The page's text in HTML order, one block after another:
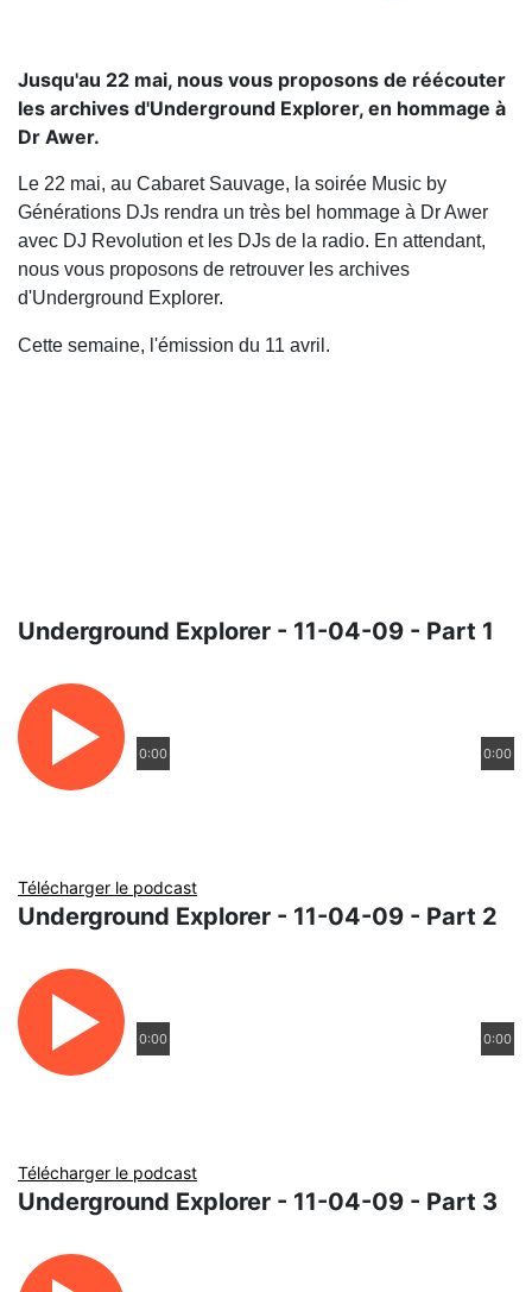
Jusqu'au 22 mai, nous vous proposons de réécouter
les archives d'Underground Explorer, en hommage à
Dr Awer.
Le 22 mai, au Cabaret Sauvage, la soirée Music by
Générations DJs rendra un très bel hommage à Dr Awer
avec DJ Revolution et les DJs de la radio. En attendant,
nous vous proposons de retrouver les archives
d'Underground Explorer.
Cette semaine, l'émission du 11 avril.
Underground Explorer - 11-04-09 - Part 1
0:00 0:00
Télécharger le podcast
Underground Explorer - 11-04-09 - Part 2
0:00 0:00
Télécharger le podcast
Underground Explorer - 11-04-09 - Part 3